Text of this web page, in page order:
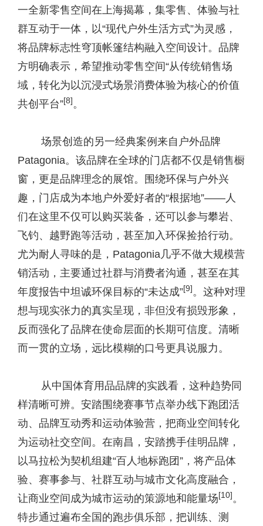
一全新零售空间在上海揭幕，集零售、体验与社
群互动于一体，以“现代户外生活方式”为灵感，
将品牌标志性穹顶帐篷结构融入空间设计。品牌
方明确表示，希望推动零售空间“从传统销售场
域，转化为以沉浸式场景消费体验为核心的价值
共创平台”[8] 。
场景创造的另一经典案例来自户外品牌
Patagonia。该品牌在全球的门店都不仅是销售橱
窗，更是品牌理念的展馆。围绕环保与户外兴
趣，门店成为本地户外爱好者的“根据地”——人
们在这里不仅可以购买装备，还可以参与攀岩、
飞钓、越野跑等活动，甚至加入环保捡拾行动。
尤为耐人寻味的是，Patagonia几乎不做大规模营
销活动，主要通过社群与消费者沟通，甚至在其
年度报告中坦诚环保目标的“未达成”[9] 。这种对理
想与现实张力的真实呈现，非但没有损毁形象，
反而强化了品牌在使命层面的长期可信度。清晰
而一贯的立场，远比模糊的口号更具说服力。
从中国体育用品品牌的实践看，这种趋势同
样清晰可辨。安踏围绕赛事节点举办线下跑团活
动、品牌互动秀和运动体验营，把商业空间转化
为运动社交空间。在南昌，安踏携手佳明品牌，
以马拉松为契机组建“百人地标跑团”，将产品体
验、赛事参与、社群互动与城市文化高度融合，
让商业空间成为城市运动的策源地和能量场 [1 0] 。
特步通过遍布全国的跑步俱乐部，把训练、测